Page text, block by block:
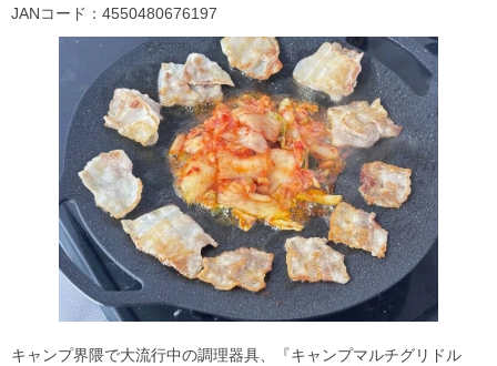
JANコード：4550480676197
キャンプ界隈で大流行中の調理器具、『キャンプマルチグリドル